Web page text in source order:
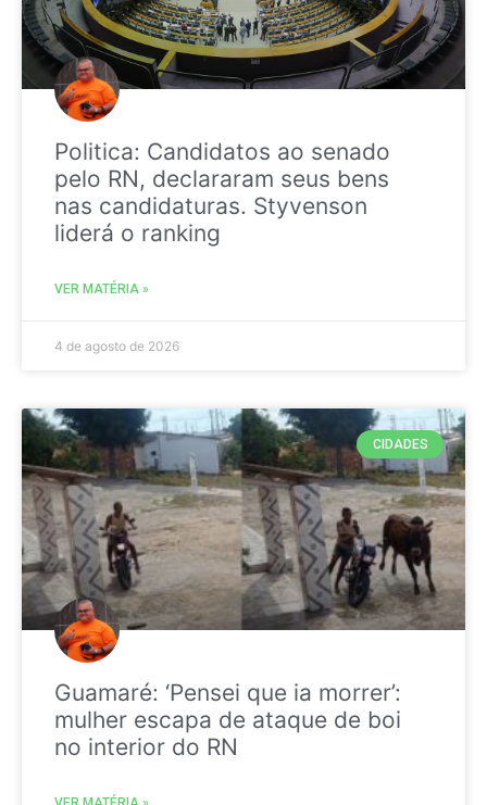
Politica: Candidatos ao senado
pelo RN, declararam seus bens
nas candidaturas. Styvenson
liderá o ranking
VER MATÉRIA »
4 de agosto de 2026
CIDADES
Guamaré: ‘Pensei que ia morrer’:
mulher escapa de ataque de boi
no interior do RN